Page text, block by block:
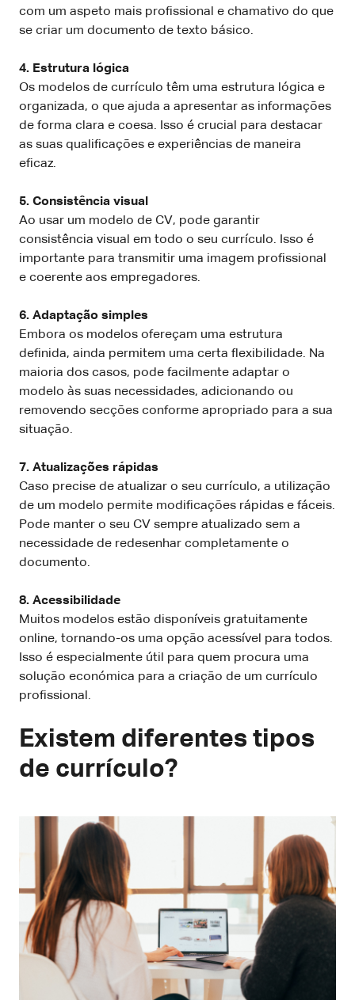
com um aspeto mais profissional e chamativo do que
se criar um documento de texto básico.
4. Estrutura lógica
Os modelos de currículo têm uma estrutura lógica e
organizada, o que ajuda a apresentar as informações
de forma clara e coesa. Isso é crucial para destacar
as suas qualificações e experiências de maneira
eficaz.
5. Consistência visual
Ao usar um modelo de CV, pode garantir
consistência visual em todo o seu currículo. Isso é
importante para transmitir uma imagem profissional
e coerente aos empregadores.
6. Adaptação simples
Embora os modelos ofereçam uma estrutura
definida, ainda permitem uma certa flexibilidade. Na
maioria dos casos, pode facilmente adaptar o
modelo às suas necessidades, adicionando ou
removendo secções conforme apropriado para a sua
situação.
7. Atualizações rápidas
Caso precise de atualizar o seu currículo, a utilização
de um modelo permite modificações rápidas e fáceis.
Pode manter o seu CV sempre atualizado sem a
necessidade de redesenhar completamente o
documento.
8. Acessibilidade
Muitos modelos estão disponíveis gratuitamente
online, tornando-os uma opção acessível para todos.
Isso é especialmente útil para quem procura uma
solução económica para a criação de um currículo
profissional.
Existem diferentes tipos
de currículo?